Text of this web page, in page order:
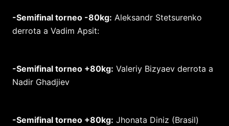
-Semifinal torneo -80kg: Aleksandr Stetsurenko
derrota a Vadim Apsit:
-Semifinal torneo +80kg: Valeriy Bizyaev derrota a
Nadir Ghadjiev
-Semifinal torneo +80kg: Jhonata Diniz (Brasil)